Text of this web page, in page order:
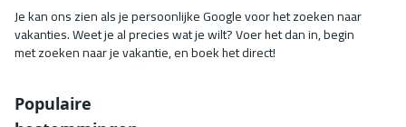
Je kan ons zien als je persoonlijke Google voor het zoeken naar
vakanties. Weet je al precies wat je wilt? Voer het dan in, begin
met zoeken naar je vakantie, en boek het direct!
Populaire